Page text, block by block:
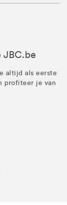
JBC.be
altijd als eerste
profiteer je van